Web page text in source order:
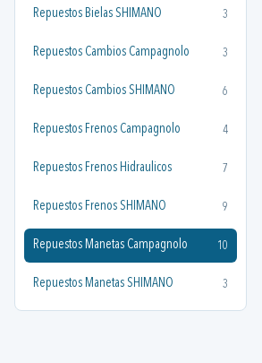
Repuestos Bielas SHIMANO 3
Repuestos Cambios Campagnolo 3
Repuestos Cambios SHIMANO 6
Repuestos Frenos Campagnolo 4
Repuestos Frenos Hidraulicos 7
Repuestos Frenos SHIMANO 9
Repuestos Manetas Campagnolo 10
Repuestos Manetas SHIMANO 3